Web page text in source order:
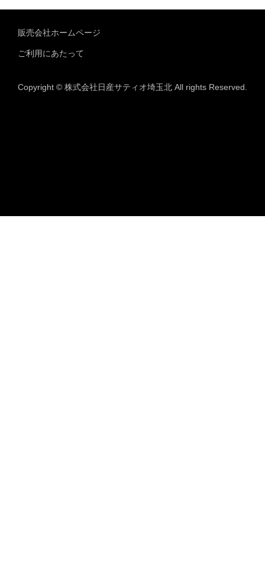
販売会社ホームページ
ご利用にあたって
Copyright © 株式会社日産サティオ埼玉北 All rights Reserved.